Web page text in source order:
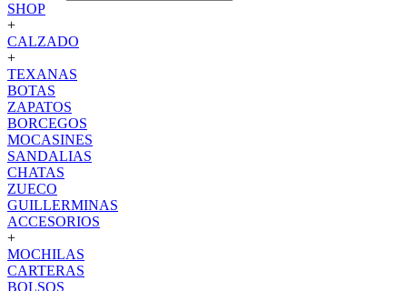
SHOP
+
CALZADO
+
TEXANAS
BOTAS
ZAPATOS
BORCEGOS
MOCASINES
SANDALIAS
CHATAS
ZUECO
GUILLERMINAS
ACCESORIOS
+
MOCHILAS
CARTERAS
BOLSOS